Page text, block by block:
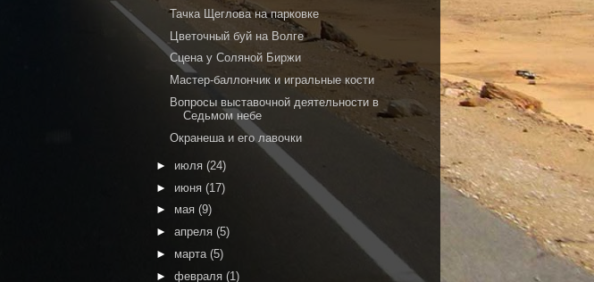
Тачка Щеглова на парковке
Цветочный буй на Волге
Сцена у Соляной Биржи
Мастер-баллончик и игральные кости
Вопросы выставочной деятельности в
Седьмом небе
Окранеша и его лавочки
► июля (24)
► июня (17)
► мая (9)
► апреля (5)
► марта (5)
► февраля (1)